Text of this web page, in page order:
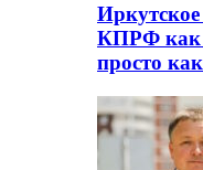
Иркутское
КПРФ как
просто